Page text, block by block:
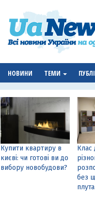
НОВИНИ ТЕМИ
Купити квартиру в
києві: чи готові ви до
вибору новобудови?
Клас
без